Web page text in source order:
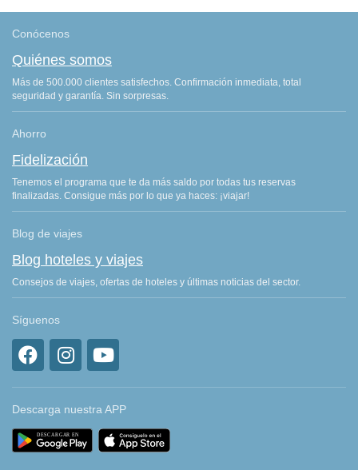
Conócenos
Quiénes somos
Más de 500.000 clientes satisfechos. Confirmación inmediata, total
seguridad y garantía. Sin sorpresas.
Ahorro
Fidelización
Tenemos el programa que te da más saldo por todas tus reservas
finalizadas. Consigue más por lo que ya haces: ¡viajar!
Blog de viajes
Blog hoteles y viajes
Consejos de viajes, ofertas de hoteles y últimas noticias del sector.
Síguenos
Descarga nuestra APP